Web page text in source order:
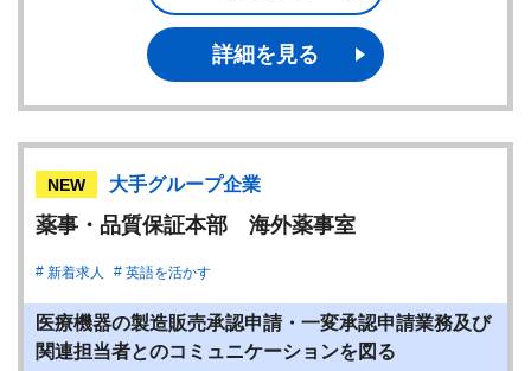
詳細を見る
NEW 大手グループ企業
薬事・品質保証本部 海外薬事室
新着求人 英語を活かす
医療機器の製造販売承認申請・一変承認申請業務及び
関連担当者とのコミュニケーションを図る